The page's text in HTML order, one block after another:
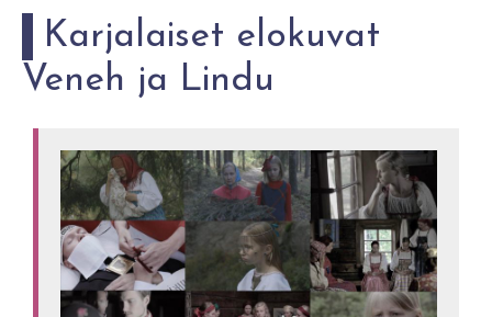
Karjalaiset elokuvat
Veneh ja Lindu